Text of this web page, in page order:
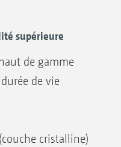
supérieure
de gamme
de vie
cristalline)